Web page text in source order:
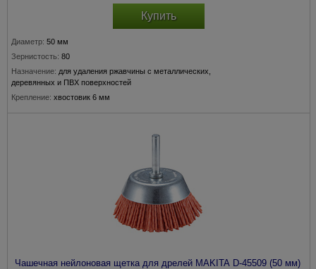
Купить
Диаметр: 50 мм
Зернистость: 80
Назначение: для удаления ржавчины с металлических,
деревянных и ПВХ поверхностей
Крепление: хвостовик 6 мм
Чашечная нейлоновая щетка для дрелей MAKITA D-45509 (50 мм)